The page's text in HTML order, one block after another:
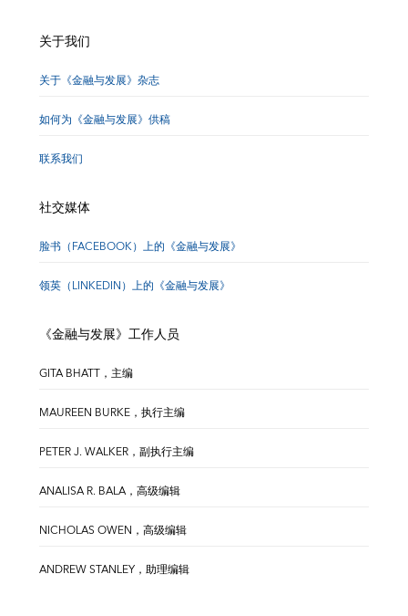
关于我们
关于《金融与发展》杂志
如何为《金融与发展》供稿
联系我们
社交媒体
脸书（FACEBOOK）上的《金融与发展》
领英（LINKEDIN）上的《金融与发展》
《金融与发展》工作人员
GITA BHATT，主编
MAUREEN BURKE，执行主编
PETER J. WALKER，副执行主编
ANALISA R. BALA，高级编辑
NICHOLAS OWEN，高级编辑
ANDREW STANLEY，助理编辑